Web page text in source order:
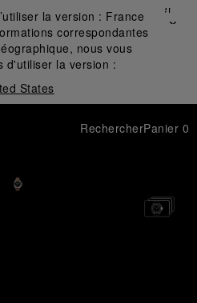
la version : France
correspondantes
nous vous
d'utiliser la version :
States
Fermer
✕
RechercherPanier 0